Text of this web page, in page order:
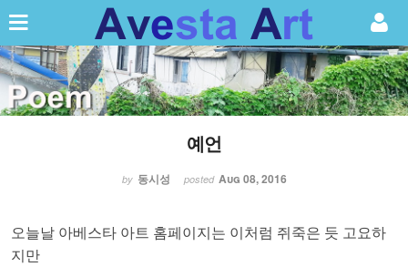
예언
by 동시성 posted Aug 08, 2016
오늘날 아베스타 아트 홈페이지는 이처럼 쥐죽은 듯 고요하
지만
Sketchbook5, 스케치북5
Sketchbook5, 스케치북5